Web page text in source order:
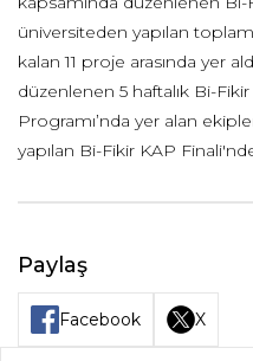
üniversiteden yapılan
kalan 11 proje arasında yer
düzenlenen 5 haftalık Bi-
Programı’nda yer alan
yapılan Bi-Fikir KAP Finali'nde
Paylaş
Facebook X